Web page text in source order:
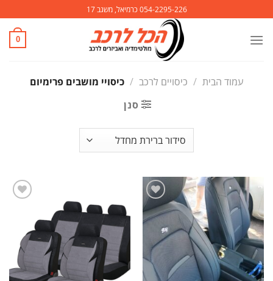
to
content
054-2295-226 כרמיאל, משגב 17
0
עמוד הבית / כיסויים לרכב / כיסויי מושבים פרימיום
סנן
הוסף
לרשימת
המשאלות